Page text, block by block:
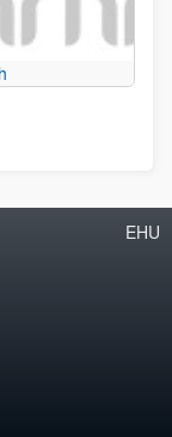
EHU